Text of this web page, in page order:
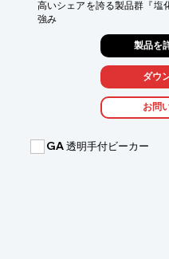
高いシェアを誇る製品群『塩
強み
製品を
ダウ
お問
GA 透明手付ビーカー